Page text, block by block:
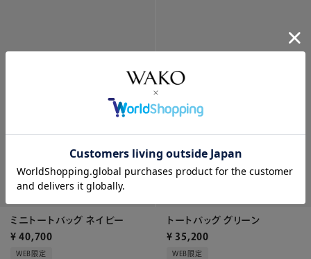
ミニトートバッグ ネイビー
¥ 40,700
WEB限定
トートバッグ グリーン
¥ 35,200
WEB限定